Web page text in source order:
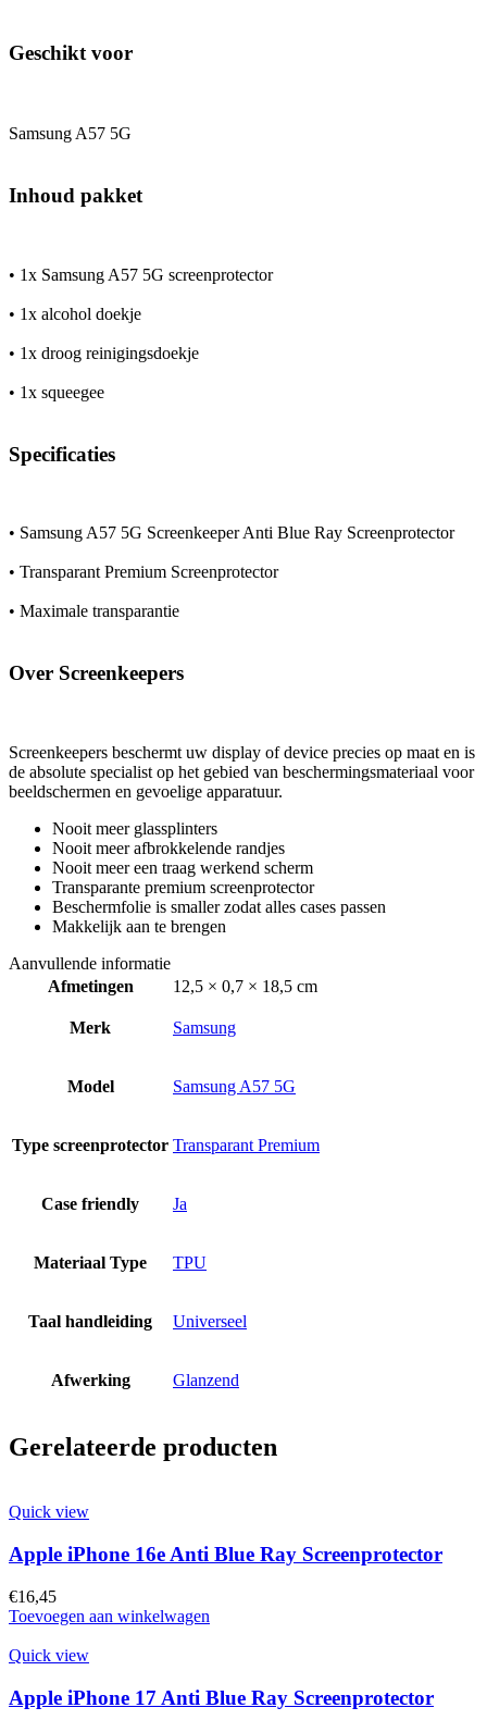
Geschikt voor
Samsung A57 5G
Inhoud pakket
• 1x Samsung A57 5G screenprotector
• 1x alcohol doekje
• 1x droog reinigingsdoekje
• 1x squeegee
Specificaties
• Samsung A57 5G Screenkeeper Anti Blue Ray Screenprotector
• Transparant Premium Screenprotector
• Maximale transparantie
Over Screenkeepers
Screenkeepers beschermt uw display of device precies op maat en is
de absolute specialist op het gebied van beschermingsmateriaal voor
beeldschermen en gevoelige apparatuur.
Nooit meer glassplinters
Nooit meer afbrokkelende randjes
Nooit meer een traag werkend scherm
Transparante premium screenprotector
Beschermfolie is smaller zodat alles cases passen
Makkelijk aan te brengen
Aanvullende informatie
Afmetingen
12,5 × 0,7 × 18,5 cm
Merk Samsung
Model Samsung A57 5G
Type screenprotector Transparant Premium
Case friendly Ja
Materiaal Type TPU
Taal handleiding Universeel
Afwerking Glanzend
Gerelateerde producten
Quick view
Apple iPhone 16e Anti Blue Ray Screenprotector
€16,45
Toevoegen aan winkelwagen
Quick view
Apple iPhone 17 Anti Blue Ray Screenprotector